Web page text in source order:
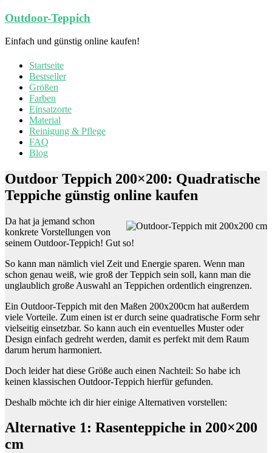
Zum
springen
Outdoor-Teppich
Einfach und günstig online kaufen!
Startseite
Bestseller
Größen
Farben
Einsatzorte
Material
Reinigung & Pflege
FAQ
Blog
Outdoor Teppich 200×200: Quadratische
Teppiche günstig online kaufen
Da hat ja jemand schon
konkrete Vorstellungen von
seinem Outdoor-Teppich! Gut so!
So kann man nämlich viel Zeit und Energie sparen. Wenn man
schon genau weiß, wie groß der Teppich sein soll, kann man die
unglaublich große Auswahl an Teppichen ordentlich eingrenzen.
Ein Outdoor-Teppich mit den Maßen 200x200cm hat außerdem
viele Vorteile. Zum einen ist er durch seine quadratische Form sehr
vielseitig einsetzbar. So kann auch ein eventuelles Muster oder
Design einfach gedreht werden, damit es perfekt mit dem Raum
darum herum harmoniert.
Doch leider hat diese Größe auch einen Nachteil: So habe ich
keinen klassischen Outdoor-Teppich hierfür gefunden.
Deshalb möchte ich dir hier einige Alternativen vorstellen:
Alternative 1: Rasenteppiche in 200×200
cm